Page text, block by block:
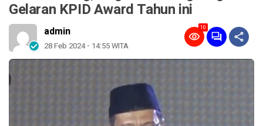
Gelaran KPID Award Tahun ini
admin
28 Feb 2024 - 14:55 WITA
10